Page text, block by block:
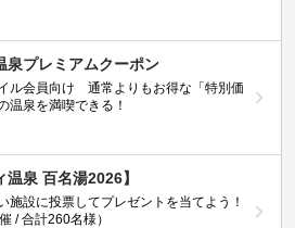
泉プレミアムクーポン
ル会員向け 通常よりもお得な「特別価
温泉を満喫できる！
温泉 百名湯2026】
施設に投票してプレゼントを当てよう！
/ 合計260名様）